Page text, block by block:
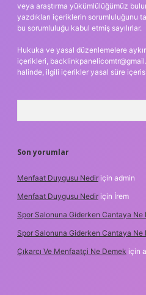
veya araştırma yükümlülüğümüz
yazdıkları içeriklerin sorumluluğunu
bu sorumluluğu kabul etmiş sayılırlar.
Hukuka ve yasal düzenlemelere
içerikleri,
halinde, ilgili içerikler yasal süre
Son yorumlar
Menfaat Duygusu Nedir için admin
Menfaat Duygusu Nedir için İrem
Spor Salonuna Giderken Cantaya Ne
Spor Salonuna Giderken Cantaya Ne
Çıkarcı Ve Menfaatçi Ne Demek için